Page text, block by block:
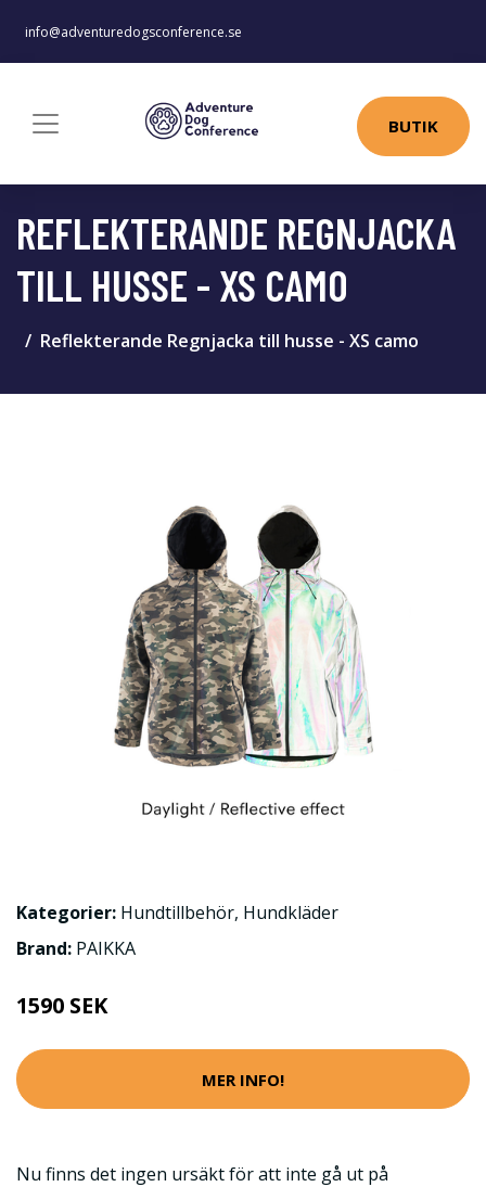
info@adventuredogsconference.se
BUTIK
REFLEKTERANDE REGNJACKA
TILL HUSSE - XS CAMO
Reflekterande Regnjacka till husse - XS camo
Kategorier: Hundtillbehör, Hundkläder
Brand: PAIKKA
1590 SEK
MER INFO!
Nu finns det ingen ursäkt för att inte gå ut på